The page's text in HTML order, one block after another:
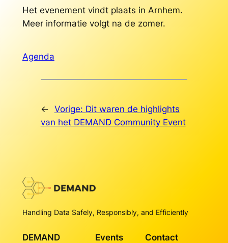
Het evenement vindt plaats in Arnhem.
Meer informatie volgt na de zomer.
Agenda
← Vorige: Dit waren de highlights
van het DEMAND Community Event
Handling Data Safely, Responsibly, and Efficiently
DEMAND Events Contact